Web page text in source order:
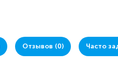
Отзывов (0) Часто